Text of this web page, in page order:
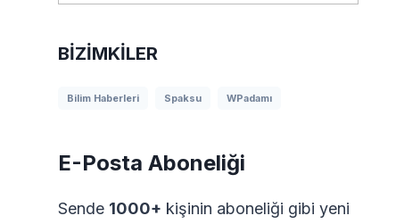
BIZIMKILER
Bilim Haberleri Spaksu WPadamı
E-Posta Aboneliği
Sende 1000+ kişinin aboneliği gibi yeni